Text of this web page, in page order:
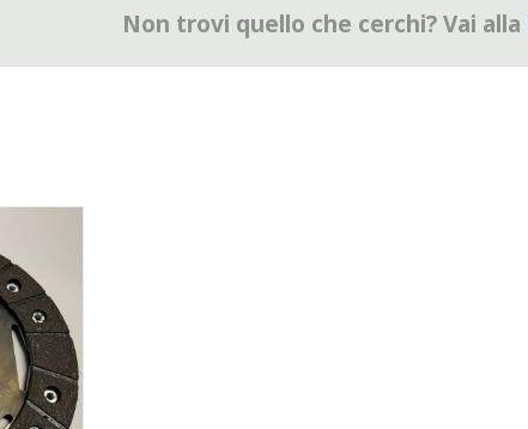
Non trovi quello che cerchi? Vai alla